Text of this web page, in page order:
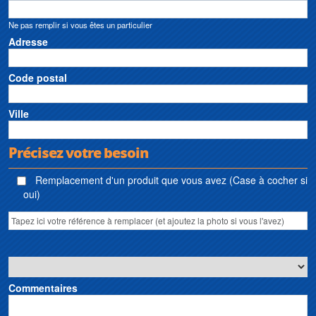
Ne pas remplir si vous êtes un particulier
Adresse
Code postal
Ville
Précisez votre besoin
Remplacement d'un produit que vous avez (Case à cocher si
oui)
Commentaires